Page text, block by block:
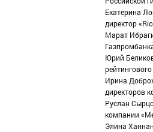
Екатерина
директор
Марат
Юрий
Ирина
директоров
Руслан
компании
Элина